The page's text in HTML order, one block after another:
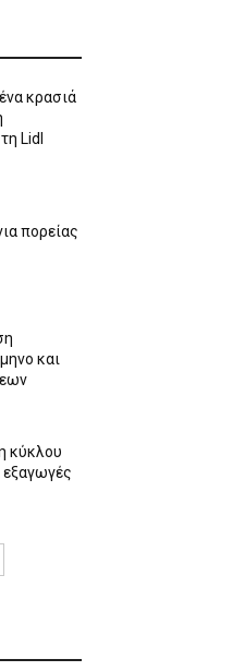
κρασιά
Lidl
πορείας
και
κύκλου
εξαγωγές